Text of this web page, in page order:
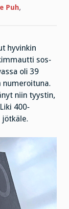
Puh,
hyvinkin
sos-
oli 39
niin tyystin,
400-
jötkäle.